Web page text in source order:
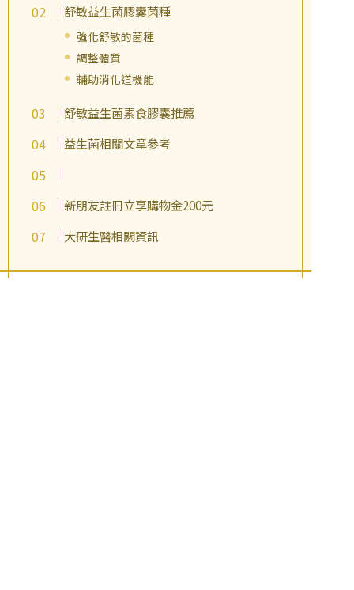
舒敏益生菌膠囊菌種
強化舒敏的菌種
調整體質
輔助消化道機能
舒敏益生菌素食膠囊推薦
益生菌相關文章參考
新朋友註冊立享購物金200元
大研生醫相關資訊